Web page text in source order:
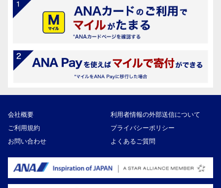
会社概要
利用者情報の外部送信について
ご利用規約
プライバシーポリシー
お問い合わせ
よくあるご質問